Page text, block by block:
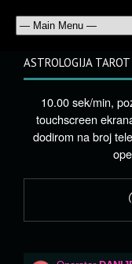
ASTROLOGIJA
10.00 sek/min,
touchscreen
dodirom na broj